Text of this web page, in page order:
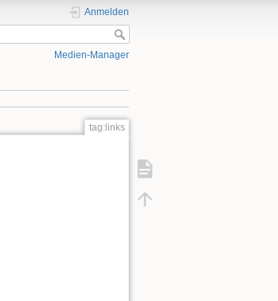
Anmelden
Medien-Manager
tag:links